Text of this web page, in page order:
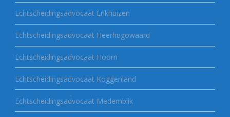
Echtscheidingsadvocaat Enkhuizen
Echtscheidingsadvocaat Heerhugowaard
Echtscheidingsadvocaat Hoorn
Echtscheidingsadvocaat Koggenland
Echtscheidingsadvocaat Medemblik